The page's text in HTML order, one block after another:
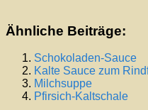
Ähnliche Beiträge:
Schokoladen-Sauce
Kalte Sauce zum
Milchsuppe
Pfirsich-Kaltschale